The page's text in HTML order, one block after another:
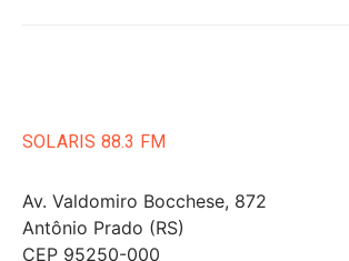
SOLARIS 88.3 FM
Av. Valdomiro Bocchese, 872
Antônio Prado (RS)
CEP 95250-000